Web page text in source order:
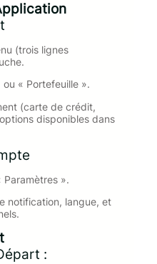
(trois lignes
« Portefeuille ».
(carte de crédit,
disponibles dans
Paramètres ».
notification, langue, et
: